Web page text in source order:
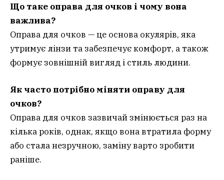
Що таке оправа для очков і чому вона
важлива?
Оправа для очков — це основа окулярів, яка
утримує лінзи та забезпечує комфорт, а також
формує зовнішній вигляд і стиль людини.
Як часто потрібно міняти оправу для
очков?
Оправа для очков зазвичай змінюється раз на
кілька років, однак, якщо вона втратила форму
або стала незручною, заміну варто зробити
раніше.